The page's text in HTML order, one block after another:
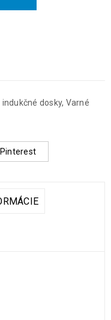
indukčné dosky, Varné
Pinterest